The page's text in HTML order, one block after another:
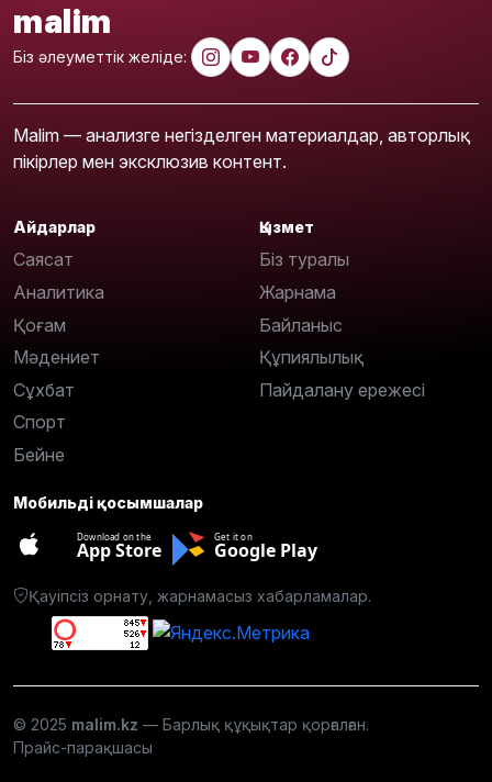
malim
Біз әлеуметтік желіде:
Malim — анализге негізделген материалдар, авторлық
пікірлер мен эксклюзив контент.
Айдарлар
Саясат
Аналитика
Қоғам
Мәдениет
Сұхбат
Спорт
Бейне
Қызмет
Біз туралы
Жарнама
Байланыс
Құпиялылық
Пайдалану ережесі
Мобильді қосымшалар
Download on the
App Store
Get it on
Google Play
Қауіпсіз орнату, жарнамасыз хабарламалар.
© 2025 malim.kz — Барлық құқықтар қорғалған.
Прайс-парақшасы